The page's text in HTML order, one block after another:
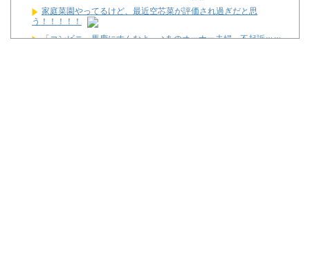
家庭菜園やってるけど、最近空芯菜が評価され過ぎだと思
う！！！！！
「コンビニ、馬鹿にすんなよ」→あのオーナー夫婦、不起訴ｗｗ